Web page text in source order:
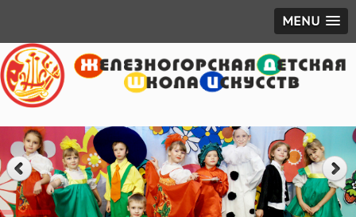
MENU